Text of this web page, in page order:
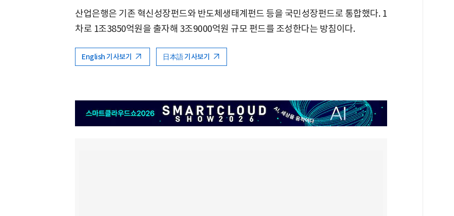
산업은행은 기존 혁신성장펀드와 반도체생태계펀드 등을 국민성장펀드로 통합했다. 1
차로 1조3850억원을 출자해 3조9000억원 규모 펀드를 조성한다는 방침이다.
English 기사보기 日本語 기사보기